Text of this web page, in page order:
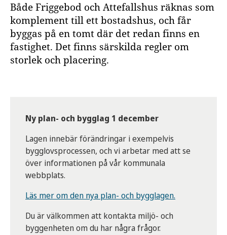
Både Friggebod och Attefallshus räknas som
komplement till ett bostadshus, och får
byggas på en tomt där det redan finns en
fastighet. Det finns särskilda regler om
storlek och placering.
Ny plan- och bygglag 1 december
Lagen innebär förändringar i exempelvis
bygglovsprocessen, och vi arbetar med att se
över informationen på vår kommunala
webbplats.
Läs mer om den nya plan- och bygglagen.
Du är välkommen att kontakta miljö- och
byggenheten om du har några frågor.